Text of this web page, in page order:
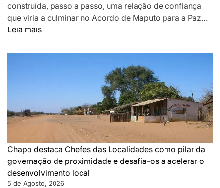
construída, passo a passo, uma relação de confiança
que viria a culminar no Acordo de Maputo para a Paz…
Leia mais:
MONTANHA
DA
PAZ
SILENCIOU
AS
ARMAS
EM
Chapo destaca Chefes das Localidades como pilar da
governação de proximidade e desafia-os a acelerar o
desenvolvimento local
5 de Agosto, 2026